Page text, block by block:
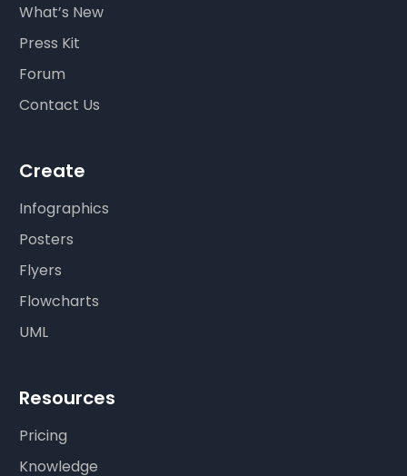
What’s New
Press Kit
Forum
Contact Us
Create
Infographics
Posters
Flyers
Flowcharts
UML
Resources
Pricing
Knowledge